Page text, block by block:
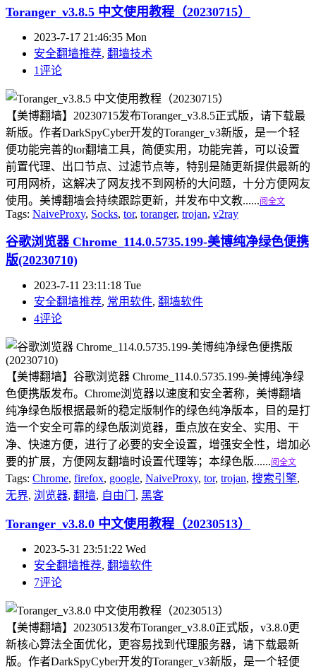
Toranger_v3.8.5 中文使用教程（20230715）
2023-7-17 21:46:35 Mon
安全翻墙推荐, 翻墙技术
1评论
【美博翻墙】20230715发布Toranger_v3.8.5正式版，请下载最
新版。作者DarkSpyCyber开发的Toranger_v3新版，是一个轻
便功能完善的tor翻墙工具，简便实用，功能完善，可以设置
前置代理、出口节点、过滤节点等，特别是随更新提供最新的
可用网桥，这解决了网友找不到网桥的大问题，十分方便网友
使用。美博翻墙会持续跟踪更新，并发布中文教......阅全文
Tags: NaiveProxy, Socks, tor, toranger, trojan, v2ray
谷歌浏览器 Chrome_114.0.5735.199-美博纯净绿色便携
版(20230710)
2023-7-11 23:11:18 Tue
安全翻墙推荐, 常用软件, 翻墙软件
4评论
【美博翻墙】谷歌浏览器 Chrome_114.0.5735.199-美博纯净绿
色便携版发布。Chrome浏览器以速度和安全著称，美博翻墙
纯净绿色版根据最新的稳定版制作的绿色纯净版本，目的是打
造一个安全可靠的绿色版浏览器，重点放在安全、实用、干
净、快速方便，进行了必要的安全设置，增强安全性，增加必
要的扩展，方便网友翻墙时设置代理等；本绿色版......阅全文
Tags: Chrome, firefox, google, NaiveProxy, tor, trojan, 搜索引擎,
无界, 浏览器, 翻墙, 自由门 , 黑客
Toranger_v3.8.0 中文使用教程（20230513）
2023-5-31 23:51:22 Wed
安全翻墙推荐, 翻墙软件
7评论
【美博翻墙】20230513发布Toranger_v3.8.0正式版，v3.8.0更
新核心算法全面优化，更容易找到代理服务器，请下载最新
版。作者DarkSpyCyber开发的Toranger_v3新版，是一个轻便